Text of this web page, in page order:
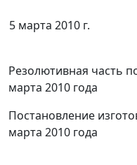
5 марта 2010 г.
Резолютивная часть
марта 2010 года
Постановление
марта 2010 года